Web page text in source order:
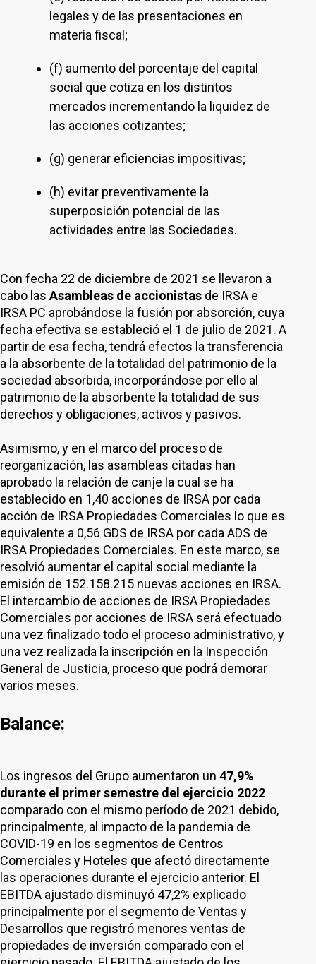
legales y de las presentaciones en
materia fiscal;
(f) aumento del porcentaje del capital
social que cotiza en los distintos
mercados incrementando la liquidez de
las acciones cotizantes;
(g) generar eficiencias impositivas;
(h) evitar preventivamente la
superposición potencial de las
actividades entre las Sociedades.
Con fecha 22 de diciembre de 2021 se llevaron a
cabo las Asambleas de accionistas de IRSA e
IRSA PC aprobándose la fusión por absorción, cuya
fecha efectiva se estableció el 1 de julio de 2021. A
partir de esa fecha, tendrá efectos la transferencia
a la absorbente de la totalidad del patrimonio de la
sociedad absorbida, incorporándose por ello al
patrimonio de la absorbente la totalidad de sus
derechos y obligaciones, activos y pasivos.
Asimismo, y en el marco del proceso de
reorganización, las asambleas citadas han
aprobado la relación de canje la cual se ha
establecido en 1,40 acciones de IRSA por cada
acción de IRSA Propiedades Comerciales lo que es
equivalente a 0,56 GDS de IRSA por cada ADS de
IRSA Propiedades Comerciales. En este marco, se
resolvió aumentar el capital social mediante la
emisión de 152.158.215 nuevas acciones en IRSA.
El intercambio de acciones de IRSA Propiedades
Comerciales por acciones de IRSA será efectuado
una vez finalizado todo el proceso administrativo, y
una vez realizada la inscripción en la Inspección
General de Justicia, proceso que podrá demorar
varios meses.
Balance:
Los ingresos del Grupo aumentaron un 47,9%
durante el primer semestre del ejercicio 2022
comparado con el mismo período de 2021 debido,
principalmente, al impacto de la pandemia de
COVID-19 en los segmentos de Centros
Comerciales y Hoteles que afectó directamente
las operaciones durante el ejercicio anterior. El
EBITDA ajustado disminuyó 47,2% explicado
principalmente por el segmento de Ventas y
Desarrollos que registró menores ventas de
propiedades de inversión comparado con el